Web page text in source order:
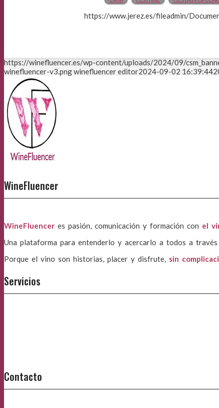
https://www.jerez.es/fileadmin/
https://winefluencer.es/wp-content/uploads/2024/09/
winefluencer-v3.pngwinefluencer editor2024-09-02 16:39:44
WineFluencer
WineFluencer es pasión, comunicación y formación con el
Una plataforma para entenderlo y acercarlo a todos a
Porque el vino son historias, placer y disfrute, sin
Servicios
Contacto